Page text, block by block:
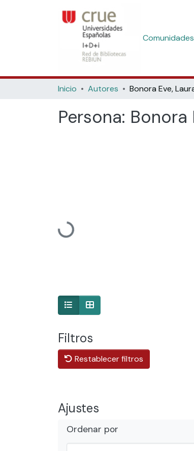
Comunidades
Inicio Autores Bonora Eve,
Persona: Bonora
Cargando...
Filtros
Restablecer filtros
Ajustes
Ordenar por